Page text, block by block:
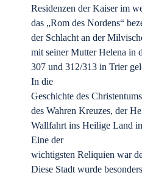
Residenzen der Kaiser im
das „Rom des Nordens“
der Schlacht an der
mit seiner Mutter Helena in
307 und 312/313 in Trier
In die
Geschichte des
des Wahren Kreuzes, der
Wallfahrt ins Heilige Land
Eine der
wichtigsten Reliquien war
Diese Stadt wurde